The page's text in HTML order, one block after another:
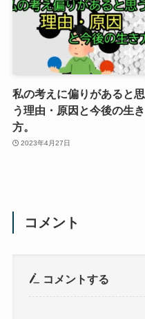
私の考えに偏りがあると思
う理由・原因と今後の生き
方。
2023年4月27日
コメント
コメントする